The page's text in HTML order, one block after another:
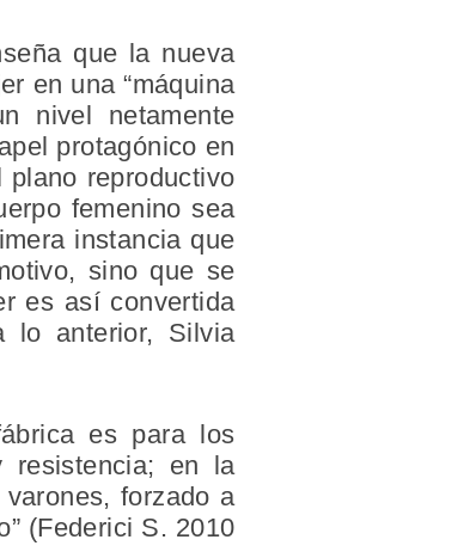
que la nueva
en una “máquina
nivel netamente
protagónico en
reproductivo
femenino sea
instancia que
sino que se
es así convertida
lo anterior, Silvia
es para los
resistencia; en la
forzado a
(Federici S. 2010